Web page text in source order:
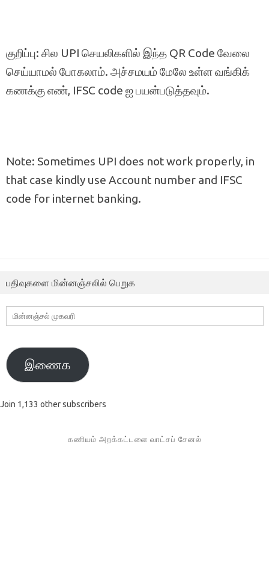
குறிப்பு: சில UPI செயலிகளில் இந்த QR Code வேலை
செய்யாமல் போகலாம். அச்சமயம் மேலே உள்ள வங்கிக்
கணக்கு எண், IFSC code ஐ பயன்படுத்தவும்.
Note: Sometimes UPI does not work properly, in
that case kindly use Account number and IFSC
code for internet banking.
பதிவுகளை மின்னஞ்சலில் பெறுக
மின்னஞ்சல்
முகவரி
இணைக
Join 1,133 other subscribers
கணியம் அறக்கட்டளை வாட்சப் சேனல்